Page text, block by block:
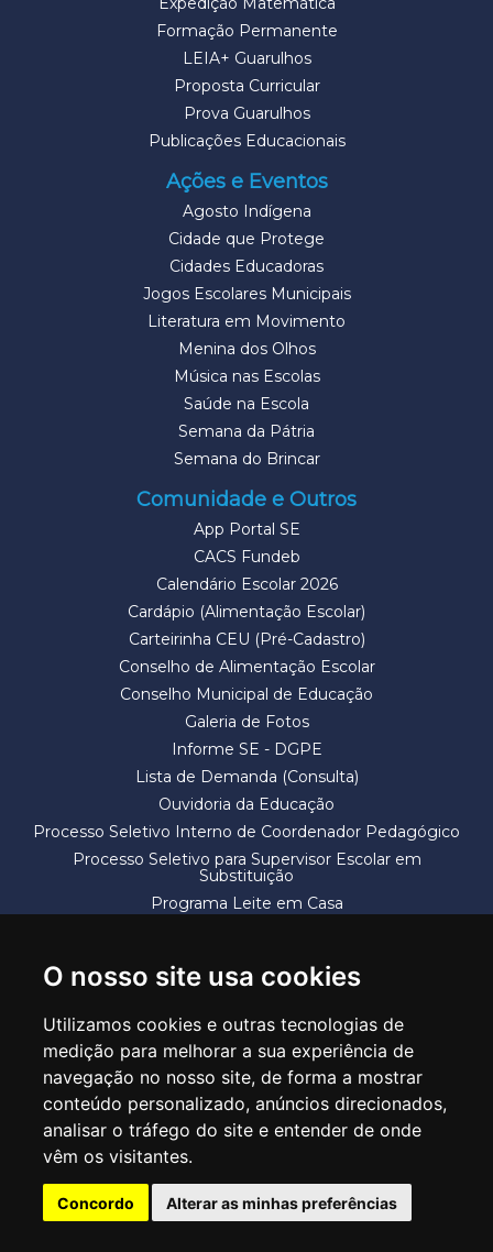
O nosso site usa cookies
Utilizamos cookies e outras tecnologias de
medição para melhorar a sua experiência de
navegação no nosso site, de forma a mostrar
conteúdo personalizado, anúncios direcionados,
analisar o tráfego do site e entender de onde
vêm os visitantes.
Concordo Alterar as minhas preferências
Formação Permanente
LEIA+ Guarulhos
Proposta Curricular
Prova Guarulhos
Publicações Educacionais
Ações e Eventos
Agosto Indígena
Cidade que Protege
Cidades Educadoras
Jogos Escolares Municipais
Literatura em Movimento
Menina dos Olhos
Música nas Escolas
Saúde na Escola
Semana da Pátria
Semana do Brincar
Comunidade e Outros
App Portal SE
CACS Fundeb
Calendário Escolar 2026
Cardápio (Alimentação Escolar)
Carteirinha CEU (Pré-Cadastro)
Conselho de Alimentação Escolar
Conselho Municipal de Educação
Galeria de Fotos
Informe SE - DGPE
Lista de Demanda (Consulta)
Ouvidoria da Educação
Processo Seletivo Interno de Coordenador Pedagógico
Processo Seletivo para Supervisor Escolar em
Substituição
Programa Leite em Casa
SECRETARIA DE EDUCAÇÃO
Rua Claudino Barbosa, 313 - Macedo - Guarulhos/SP CEP 07113-040
Central de Atendimento: *55 11 2475-7300